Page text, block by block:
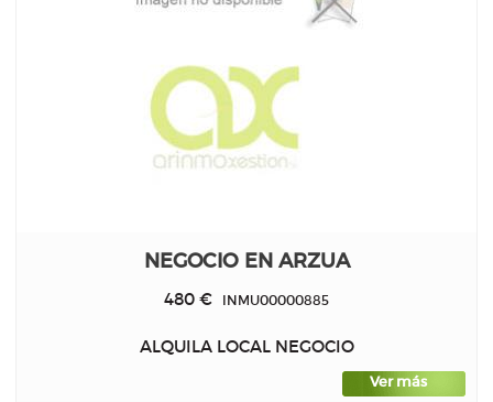
NEGOCIO EN ARZUA
480 € INMU00000885
ALQUILA LOCAL NEGOCIO
Ver más